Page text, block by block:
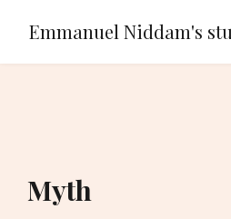
Emmanuel Niddam's
Myth